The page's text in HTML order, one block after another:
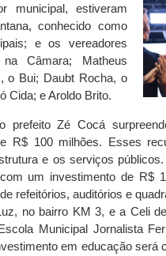
municipal, estiveram
conhecido como
e os vereadores
Câmara; Matheus
o Bui; Daubt Rocha, o
Cida; e Aroldo Brito.
prefeito Zé Cocá
R$ 100 milhões. Esses
e os serviços
um investimento de R$
refeitórios, auditórios e
no bairro KM 3, e a Celi
Municipal Jornalista
em educação será